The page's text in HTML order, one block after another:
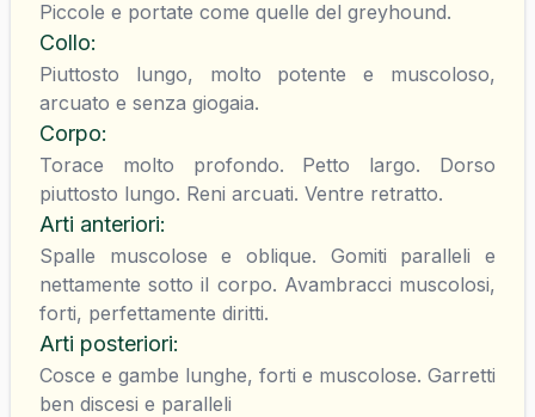
Piccole e portate come quelle del greyhound.
Collo:
Piuttosto lungo, molto potente e muscoloso,
arcuato e senza giogaia.
Corpo:
Torace molto profondo. Petto largo. Dorso
piuttosto lungo. Reni arcuati. Ventre retratto.
Arti anteriori:
Spalle muscolose e oblique. Gomiti paralleli e
nettamente sotto il corpo. Avambracci muscolosi,
forti, perfettamente diritti.
Arti posteriori:
Cosce e gambe lunghe, forti e muscolose. Garretti
ben discesi e paralleli